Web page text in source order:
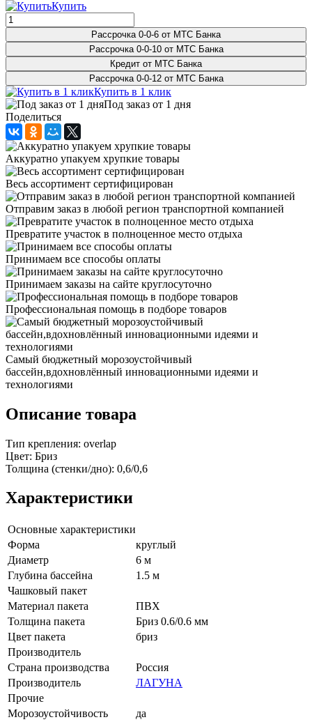
Купить
Рассрочка 0-0-6 от МТС Банка
Рассрочка 0-0-10 от МТС Банка
Кредит от МТС Банка
Рассрочка 0-0-12 от МТС Банка
Купить в 1 клик
Под заказ от 1 дня
Поделиться
Аккуратно упакуем хрупкие товары
Весь ассортимент сертифицирован
Отправим заказ в любой регион транспортной компанией
Превратите участок в полноценное место отдыха
Принимаем все способы оплаты
Принимаем заказы на сайте круглосуточно
Профессиональная помощь в подборе товаров
Самый бюджетный морозоустойчивый
бассейн,вдохновлённый инновационными идеями и
технологиями
Описание товара
Тип крепления: overlap
Цвет: Бриз
Толщина (стенки/дно): 0,6/0,6
Характеристики
Основные характеристики
Форма
круглый
Диаметр
6 м
Глубина бассейна
1.5 м
Чашковый пакет
Материал пакета
ПВХ
Толщина пакета
Бриз 0.6/0.6 мм
Цвет пакета
бриз
Производитель
Страна производства
Россия
Производитель
ЛАГУНА
Прочие
Морозоустойчивость
да